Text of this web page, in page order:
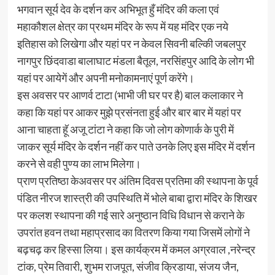
भगवान सूर्य देव के दर्शन कर अभिभूत हुँ मंदिर की कला एवं
महाकौशल क्षेत्र का प्रथम मंदिर के रूप में यह मंदिर एक नये
इतिहास को लिखेगा और यहां पर न केवल सिवनी बल्किी जबलपुर
नागपुर छिंदवाडा बालाघाट मंडला बैतूल, नरसिंहपुर आदि के लोग भी
यहां पर आयेगें और अपनी मनोकामनाएं पूर्ण करेंगे।
इस अवसर पर आणर्व टाटा (भाभी जी घर पर है) बाल कलाकार ने
कहा कि यहां पर आकर मुझे प्रसंनता हुई और बार बार में यहां पर
आना चाहता हूॅ अजू टांटा ने कहा कि जो लोग कोणार्क के पुरी में
जाकर सूर्य मंदिर के दर्शन नहीं कर पाते उनके लिए इस मंदिर में दर्शन
करने से वही पुण्य का लाभ मिलेगा।
प्राण प्रतिष्ठा केअवसर पर अंतिम दिवस प्रतिमा की स्थापना के पूर्व
पंडित नीरज शास्त्री की उपस्थिति में भोले बाबा द्वारा मंदिर के शिखर
पर कलश स्थापना की गई सारे अनुष्ठान विधि विधान से कराने के
उपरांत हवन तथा महाप्रसाद का वितरण किया गया जिसमें लोगों ने
बढ़चढ़ कर हिस्सा लिया। इस कार्यक्रम में कमल अग्रवाल ,नरेन्द्र
टांक, प्रेम तिवारी, शुभम राजपूत, संजीव क्रिडाया, संजय जैन,